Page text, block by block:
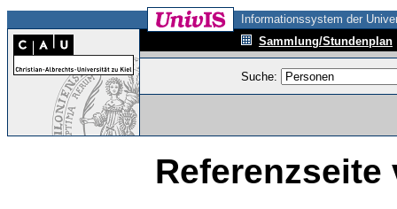
Informationssystem der
Sammlung/Stundenplan
Suche:
Referenzseite